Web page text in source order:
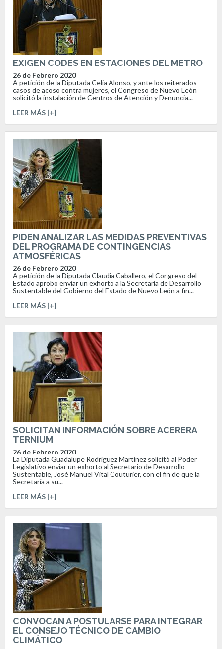
EXIGEN CODES EN ESTACIONES DEL METRO
26 de Febrero 2020
A petición de la Diputada Celia Alonso, y ante los reiterados
casos de acoso contra mujeres, el Congreso de Nuevo León
solicitó la instalación de Centros de Atención y Denuncia...
LEER MÁS [+]
PIDEN ANALIZAR LAS MEDIDAS PREVENTIVAS
DEL PROGRAMA DE CONTINGENCIAS
ATMOSFÉRICAS
26 de Febrero 2020
A petición de la Diputada Claudia Caballero, el Congreso del
Estado aprobó enviar un exhorto a la Secretaría de Desarrollo
Sustentable del Gobierno del Estado de Nuevo León a fin...
LEER MÁS [+]
SOLICITAN INFORMACIÓN SOBRE ACERERA
TERNIUM
26 de Febrero 2020
La Diputada Guadalupe Rodríguez Martínez solicitó al Poder
Legislativo enviar un exhorto al Secretario de Desarrollo
Sustentable, José Manuel Vital Couturier, con el fin de que la
Secretaría a su...
LEER MÁS [+]
CONVOCAN A POSTULARSE PARA INTEGRAR
EL CONSEJO TÉCNICO DE CAMBIO
CLIMÁTICO